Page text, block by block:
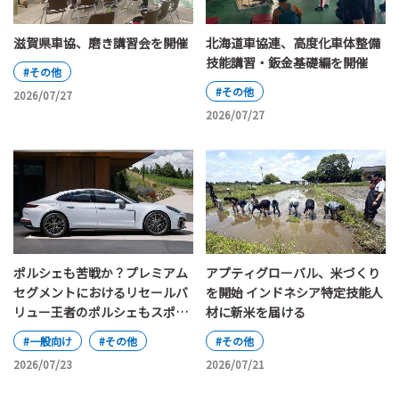
滋賀県車協、磨き講習会を開催
#その他
2026/07/27
北海道車協連、高度化車体整備
技能講習・鈑金基礎編を開催
#その他
2026/07/27
ポルシェも苦戦か？プレミアム
セグメントにおけるリセールバ
リュー王者のポルシェもスポー
ツカーと主流のSUV、電気自動
車と内燃機関車の間で揺れ動い
ている
#一般向け
#その他
2026/07/23
アプティグローバル、米づくり
を開始 インドネシア特定技能人
材に新米を届ける
#その他
2026/07/21